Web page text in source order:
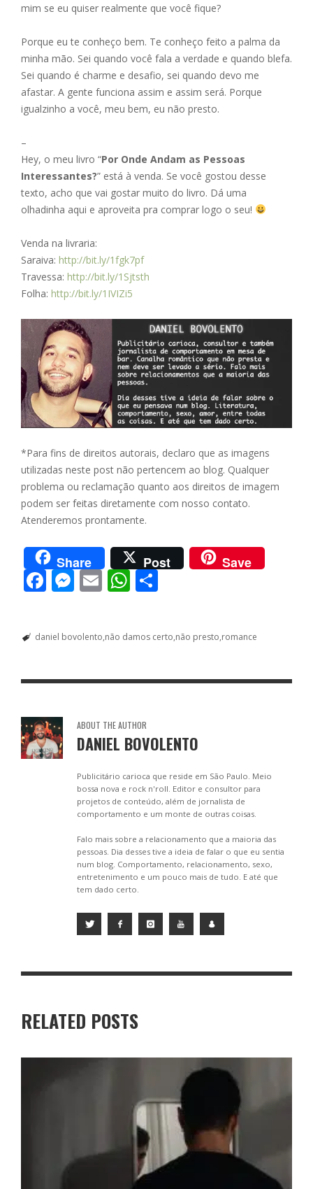
mim se eu quiser realmente que você fique?
Porque eu te conheço bem. Te conheço feito a palma da
minha mão. Sei quando você fala a verdade e quando blefa.
Sei quando é charme e desafio, sei quando devo me
afastar. A gente funciona assim e assim será. Porque
igualzinho a você, meu bem, eu não presto.
–
Hey, o meu livro “Por Onde Andam as Pessoas
Interessantes?” está à venda. Se você gostou desse
texto, acho que vai gostar muito do livro. Dá uma
olhadinha aqui e aproveita pra comprar logo o seu!
Venda na livraria:
Saraiva: http://bit.ly/1fgk7pf
Travessa: http://bit.ly/1Sjtsth
Folha: http://bit.ly/1IVIZi5
*Para fins de direitos autorais, declaro que as imagens
utilizadas neste post não pertencem ao blog. Qualquer
problema ou reclamação quanto aos direitos de imagem
podem ser feitas diretamente com nosso contato.
Atenderemos prontamente.
Share Post Save
F
b
o
k
M
e
g
er
E
l
W
s
p
p
e
daniel bovolento não damos certo não presto romance
ABOUT THE AUTHOR
DANIEL BOVOLENTO
Publicitário carioca que reside em São Paulo. Meio
bossa nova e rock n'roll. Editor e consultor para
projetos de conteúdo, além de jornalista de
comportamento e um monte de outras coisas.
Falo mais sobre a relacionamento que a maioria das
pessoas. Dia desses tive a ideia de falar o que eu sentia
num blog. Comportamento, relacionamento, sexo,
entretenimento e um pouco mais de tudo. E até que
tem dado certo.
RELATED POSTS